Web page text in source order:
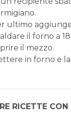
ultimo
il forno a
il mezzo.
in forno e
RICETTE